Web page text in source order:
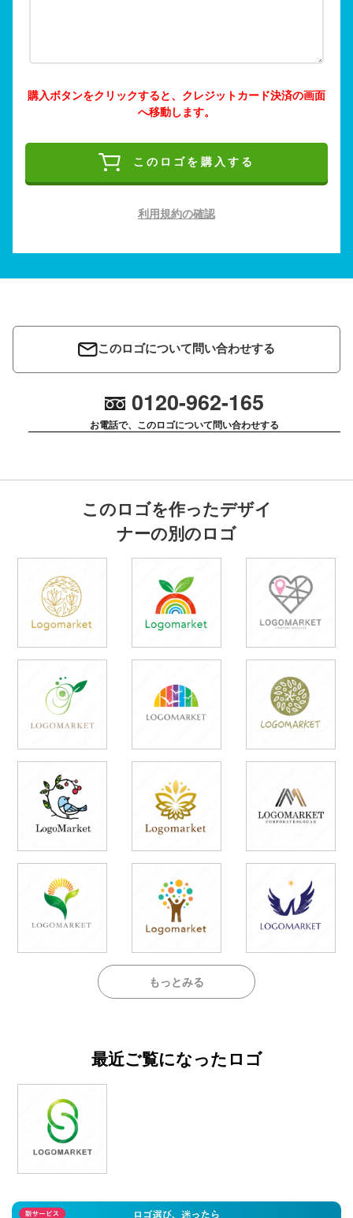
購入ボタンをクリックすると、クレジットカード決済の画面
へ移動します。
このロゴを購入する
利用規約の確認
このロゴについて問い合わせする
0120-962-165
お電話で、このロゴについて問い合わせする
このロゴを作ったデザイ
ナーの別のロゴ
もっとみる
最近ご覧になったロゴ